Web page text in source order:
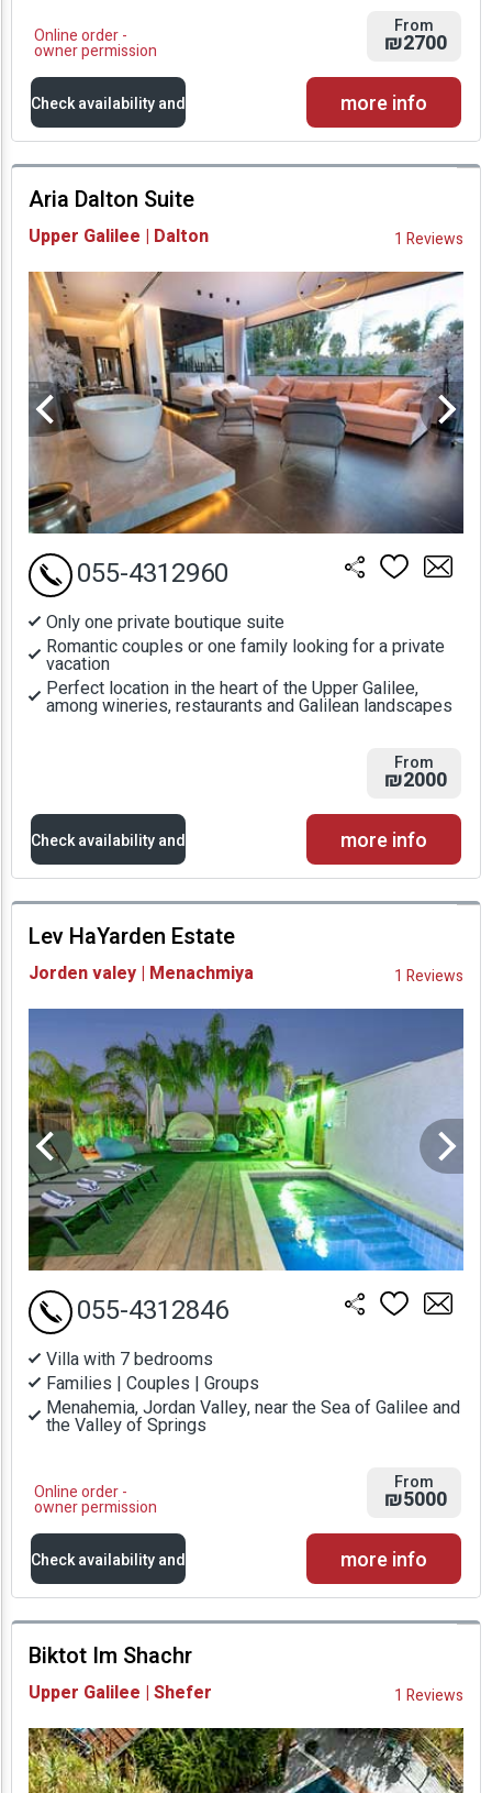
Online order -
owner permission
From
₪2700
Check availability and
prices
Availability and
Prices
more info
Aria Dalton Suite
Upper Galilee | Dalton 1 Reviews
Only one private boutique suite
Romantic couples or one family looking for a private
vacation
Perfect location in the heart of the Upper Galilee,
among wineries, restaurants and Galilean landscapes
055-4312960
From
₪2000
Check availability and
prices
Availability and
Prices
more info
Lev HaYarden Estate
Jorden valey | Menachmiya 1 Reviews
Villa with 7 bedrooms
Families | Couples | Groups
Menahemia, Jordan Valley, near the Sea of Galilee and
the Valley of Springs
Online order -
owner permission
055-4312846
From
₪5000
Check availability and
prices
Availability and
Prices
more info
Biktot Im Shachr
Upper Galilee | Shefer 1 Reviews